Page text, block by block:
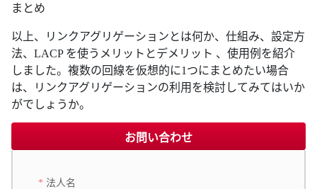
まとめ
以上、リンクアグリゲーションとは何か、仕組み、設定方
法、LACP を使うメリットとデメリット 、使用例を紹介
しました。複数の回線を仮想的に1つにまとめたい場合
は、リンクアグリゲーションの利用を検討してみてはいか
がでしょうか。
お問い合わせ
法人名